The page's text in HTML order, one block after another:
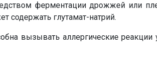
ферментации дрожжей или
содержать глутамат-натрий.
вызывать аллергические реакции